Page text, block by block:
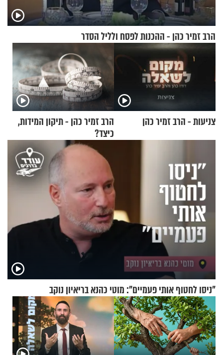
הרב זמיר כהן - ההכנות לפסח ולליל הסדר
צניעות - הרב זמיר כהן
הרב זמיר כהן - תיקון המידות,
כיצד?
"ניסו לחטוף אותי פעמיים": מוטי כהנא בריאיון נוקב